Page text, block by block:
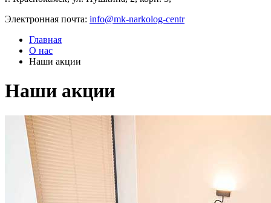
Электронная почта: info@mk-narkolog-centr
Главная
О нас
Наши акции
Наши акции